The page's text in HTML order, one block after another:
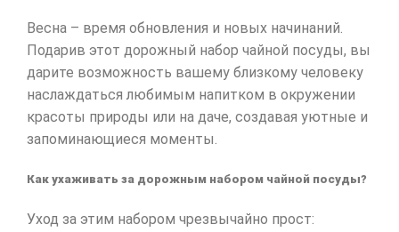
Весна – время обновления и новых начинаний.
Подарив этот дорожный набор чайной посуды, вы
дарите возможность вашему близкому человеку
наслаждаться любимым напитком в окружении
красоты природы или на даче, создавая уютные и
запоминающиеся моменты.
Как ухаживать за дорожным набором чайной посуды?
Уход за этим набором чрезвычайно прост: